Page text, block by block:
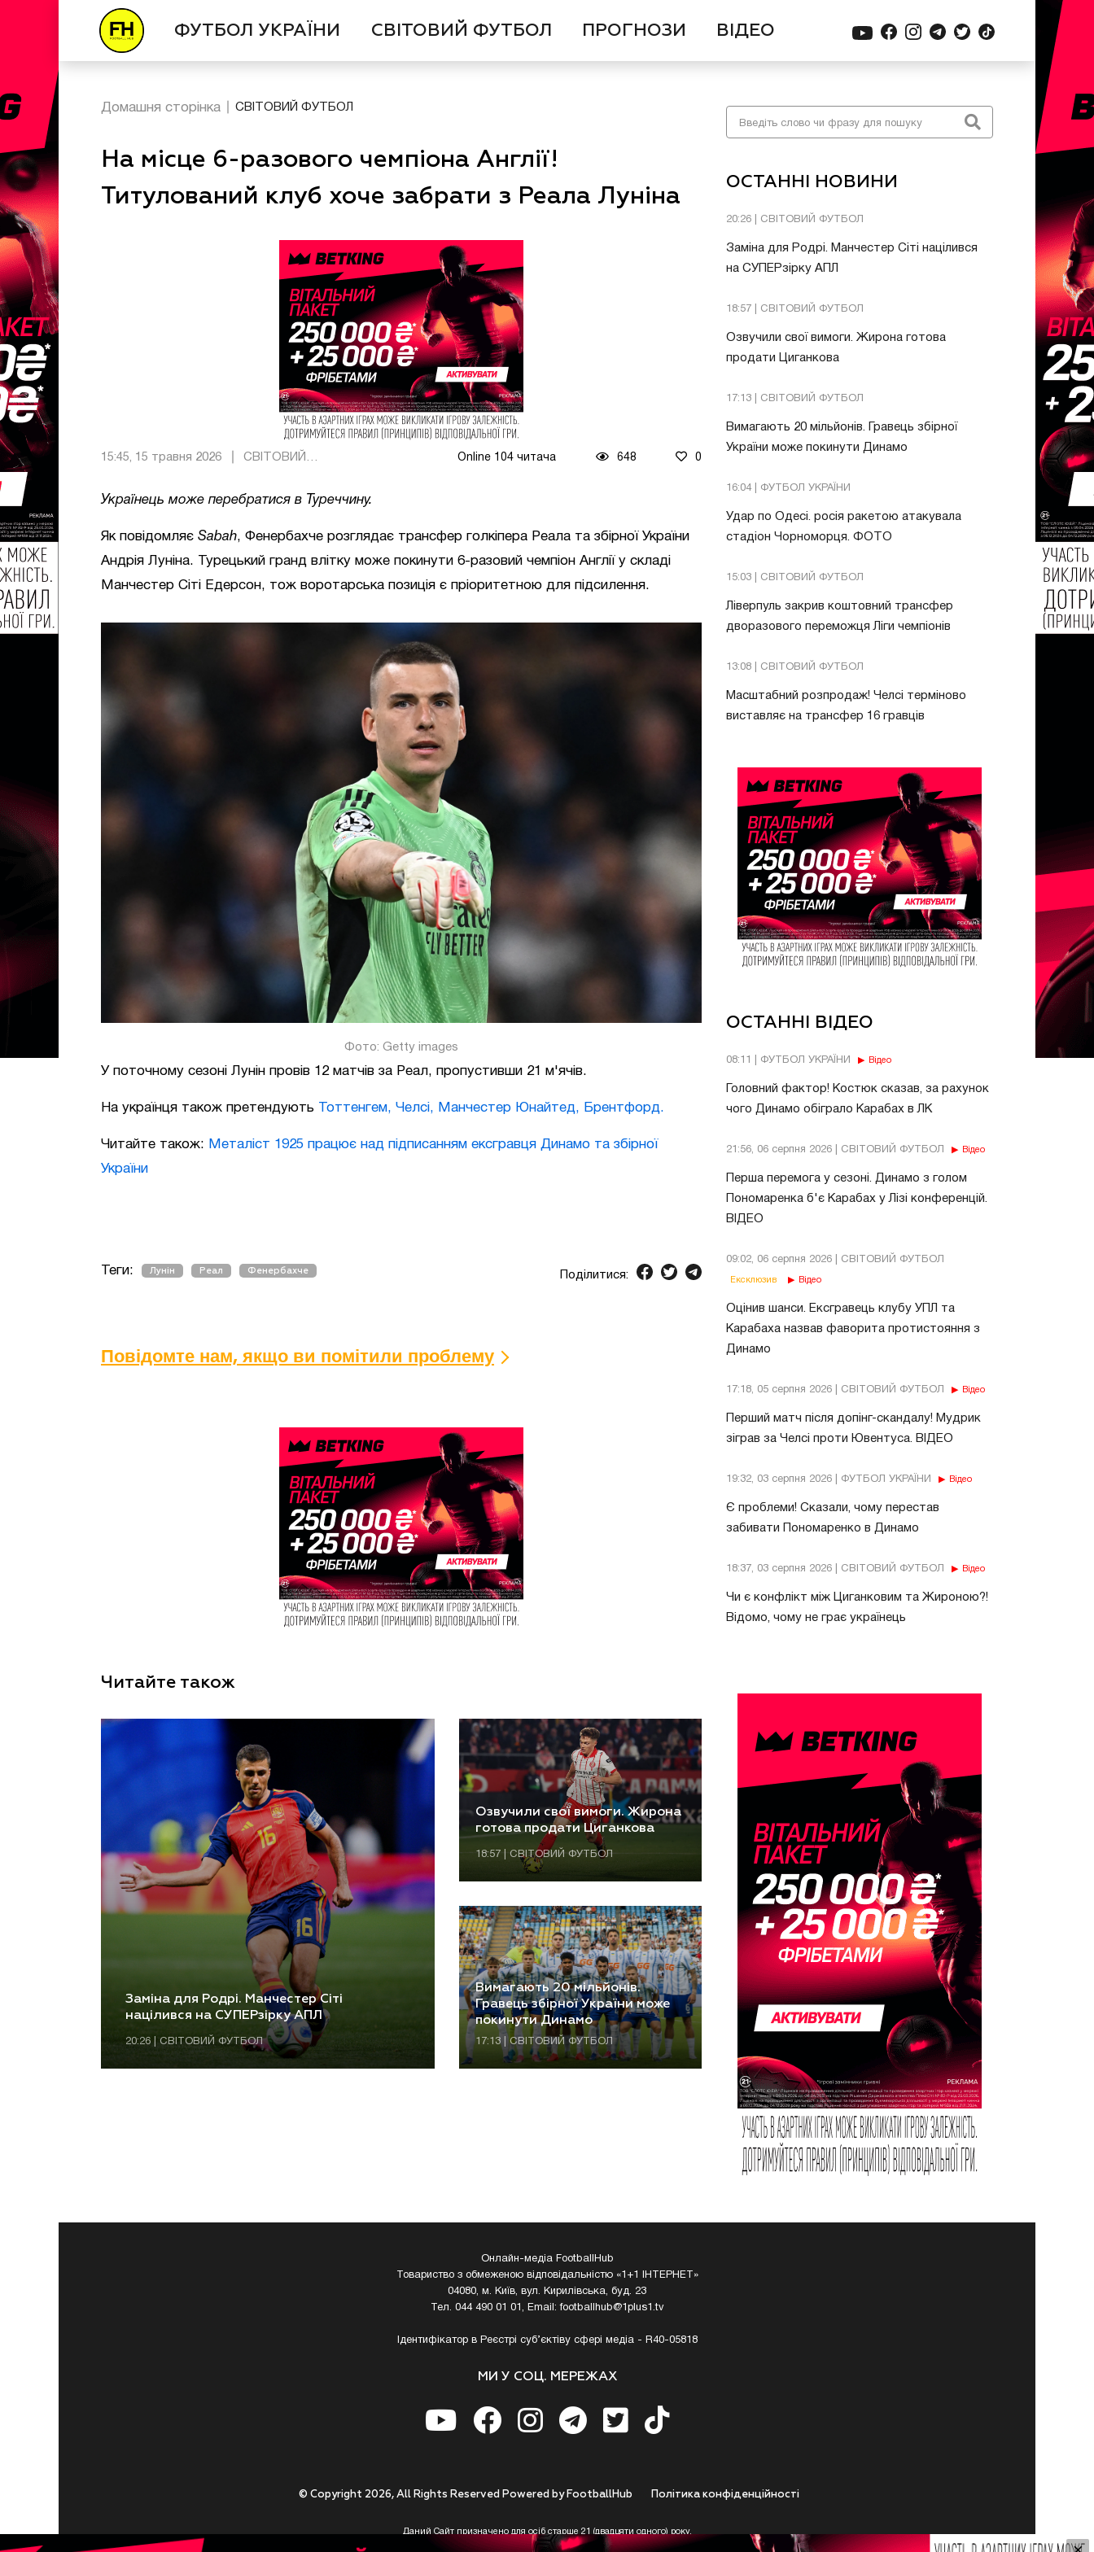
ФУТБОЛ УКРАЇНИ СВІТОВИЙ ФУТБОЛ ПРОГНОЗИ ВІДЕО
ОСТАННІ НОВИНИ
20:26 | СВІТОВИЙ ФУТБОЛ
Заміна для Родрі. Манчестер Сіті націлився
на СУПЕРзірку АПЛ
18:57 | СВІТОВИЙ ФУТБОЛ
Озвучили свої вимоги. Жирона готова
продати Циганкова
17:13 | СВІТОВИЙ ФУТБОЛ
Вимагають 20 мільйонів. Гравець збірної
України може покинути Динамо
16:04 | ФУТБОЛ УКРАЇНИ
Удар по Одесі. росія ракетою атакувала
стадіон Чорноморця. ФОТО
15:03 | СВІТОВИЙ ФУТБОЛ
Ліверпуль закрив коштовний трансфер
дворазового переможця Ліги чемпіонів
13:08 | СВІТОВИЙ ФУТБОЛ
Масштабний розпродаж! Челсі терміново
виставляє на трансфер 16 гравців
ОСТАННІ ВІДЕО
08:11 | ФУТБОЛ УКРАЇНИ Відео
Головний фактор! Костюк сказав, за рахунок
чого Динамо обіграло Карабах в ЛК
21:56, 06 серпня 2026 | СВІТОВИЙ ФУТБОЛ Відео
Перша перемога у сезоні. Динамо з голом
Пономаренка б'є Карабах у Лізі конференцій.
ВІДЕО
09:02, 06 серпня 2026 | СВІТОВИЙ ФУТБОЛ
Ексклюзив Відео
Оцінив шанси. Ексгравець клубу УПЛ та
Карабаха назвав фаворита протистояння з
Динамо
17:18, 05 серпня 2026 | СВІТОВИЙ ФУТБОЛ Відео
Перший матч після допінг-скандалу! Мудрик
зіграв за Челсі проти Ювентуса. ВІДЕО
19:32, 03 серпня 2026 | ФУТБОЛ УКРАЇНИ Відео
Є проблеми! Сказали, чому перестав
забивати Пономаренко в Динамо
18:37, 03 серпня 2026 | СВІТОВИЙ ФУТБОЛ Відео
Чи є конфлікт між Циганковим та Жироною?!
Відомо, чому не грає українець
Домашня сторінка СВІТОВИЙ ФУТБОЛ
На місце 6-разового чемпіона Англії!
Титулований клуб хоче забрати з Реала Луніна
15:45, 15 травня 2026 Online 104 читача 648 0
Українець може перебратися в Туреччину.
Як повідомляє Sabah, Фенербахче розглядає трансфер голкіпера Реала та збірної України
Андрія Луніна. Турецький гранд влітку може покинути 6-разовий чемпіон Англії у складі
Манчестер Сіті Едерсон, тож воротарська позиція є пріоритетною для підсилення.
Фото: Getty images
У поточному сезоні Лунін провів 12 матчів за Реал, пропустивши 21 м'ячів.
На українця також претендують Тоттенгем, Челсі, Манчестер Юнайтед, Брентфорд.
Читайте також: Металіст 1925 працює над підписанням ексгравця Динамо та збірної
України
Теги: Лунін Реал Фенербахче Поділитися:
Повідомте нам, якщо ви помітили проблему
Читайте також
Заміна для Родрі. Манчестер Сіті
націлився на СУПЕРзірку АПЛ
20:26 | СВІТОВИЙ ФУТБОЛ
Озвучили свої вимоги. Жирона
готова продати Циганкова
18:57 | СВІТОВИЙ ФУТБОЛ
Вимагають 20 мільйонів.
Гравець збірної України може
покинути Динамо
17:13 | СВІТОВИЙ ФУТБОЛ
Онлайн-медіа FootballHub
Товариство з обмеженою відповідальністю «1+1 ІНТЕРНЕТ»
04080, м. Київ, вул. Кирилівська, буд. 23
Тел. 044 490 01 01, Email:footballhub@1plus1.tv
Ідентифікатор в Реєстрі суб’єктіву сфері медіа - R40-05818
МИ У СОЦ. МЕРЕЖАХ
Полiтика конфiденцiйностi
© Copyright 2026, All Rights Reserved Powered by FootballHub
Даний Сайт призначено для осіб старше 21 (двадцяти одного) року.
Приступаючи до використання https://footballhub.ua, Користувач цим підтверджує, що досяг 21-річного віку.